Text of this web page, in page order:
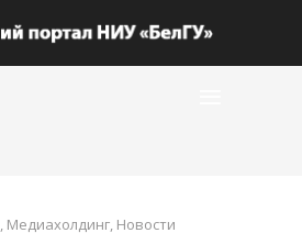
, Медиахолдинг, Новости